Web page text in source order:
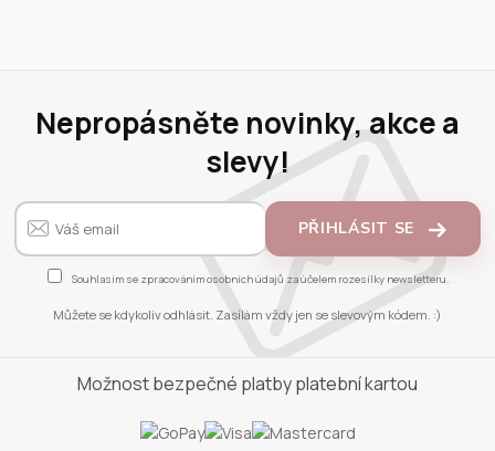
Nepropásněte novinky, akce a
slevy!
PŘIHLÁSIT SE
Souhlasím se zpracováním osobních údajů za účelem rozesílky newsletteru.
Můžete se kdykoliv odhlásit. Zasílám vždy jen se slevovým kódem. :)
Možnost bezpečné platby platební kartou